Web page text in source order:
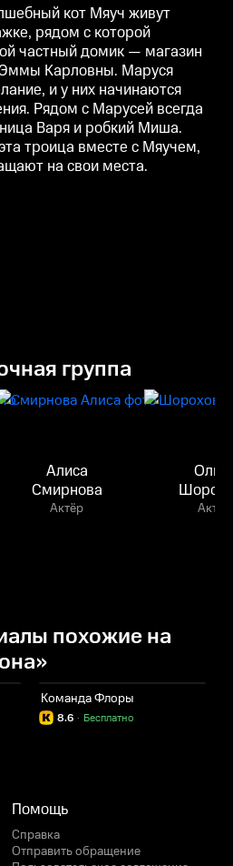
кот Мяуч живут
рядом с которой
частный домик — магазин
Карловны. Маруся
и у них начинаются
Рядом с Марусей всегда
Варя и робкий Миша.
троица вместе с Мяучем,
на свои места.
группа
Алиса
Смирнова
Актёр Актёр
похожие на
Команда Флоры
8.6 Бесплатно
·
Помощь
Справка
Отправить обращение